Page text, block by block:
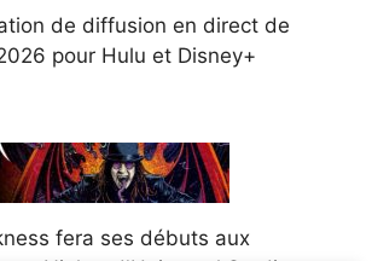
de diffusion en direct de
pour Hulu et Disney+
fera ses débuts aux